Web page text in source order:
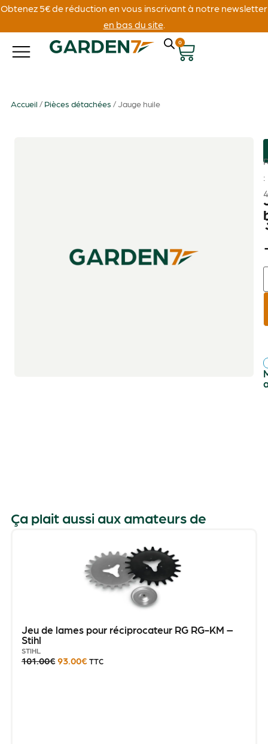
Obtenez 5€ de réduction en vous inscrivant à notre newsletter
en bas du site.
0
Accueil / Pièces détachées / Jauge huile
:
Ça plait aussi aux amateurs de
Jeu de lames pour réciprocateur RG RG-KM –
Stihl
STIHL
101.00€ 93.00€ TTC